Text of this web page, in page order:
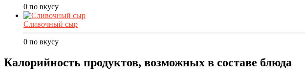
0 по вкусу
Сливочный сыр
0 по вкусу
Калорийность продуктов, возможных в составе блюда